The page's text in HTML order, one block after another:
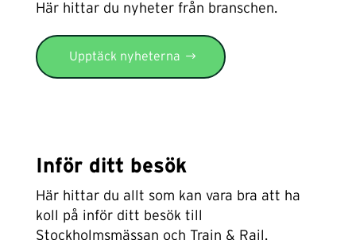
Här hittar du nyheter från branschen.
Upptäck nyheterna
Inför ditt besök
Här hittar du allt som kan vara bra att ha
koll på inför ditt besök till
Stockholmsmässan och Train & Rail.